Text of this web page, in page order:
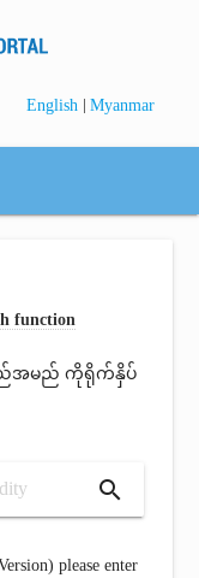
English | Myanmar
function
စည်အမည် ကိုရိုက်နှိပ်
search
please enter